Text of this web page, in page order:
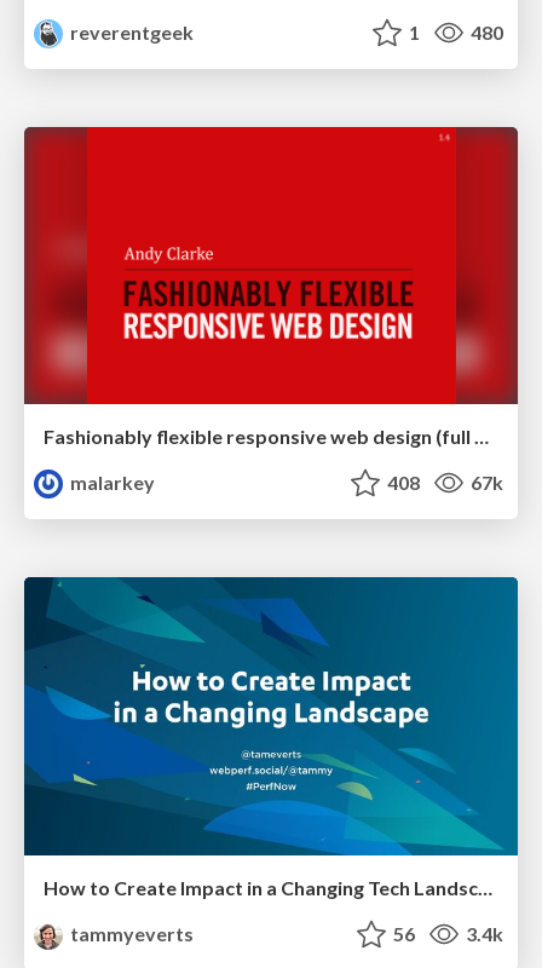
reverentgeek
1 480
Fashionably flexible responsive web design (full day workshop)
malarkey
408 67k
How to Create Impact in a Changing Tech Landscape [PerfNow 2023]
tammyeverts
56 3.4k